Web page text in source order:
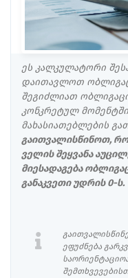
ეს კალკულატორი
დაითავლოთ
შეგიძლიათ
კონკრეტულ
მახასიათებლების
გაითვალისწინოთ,
ველის შეყვანა
მიესადაგება
განაკვეთი უდრის 0-ს.
ეფუძნება